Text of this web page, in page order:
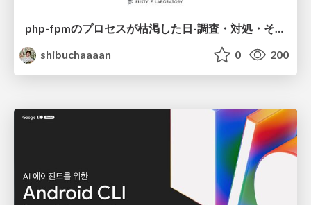
shibuchaaaan
0 200